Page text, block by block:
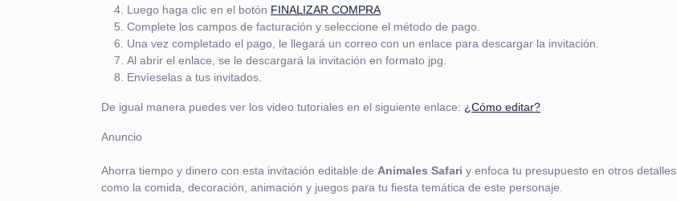
Luego haga clic en el botón FINALIZAR COMPRA
Complete los campos de facturación y seleccione el método de pago.
Una vez completado el pago, le llegará un correo con un enlace para descargar la invitación.
Al abrir el enlace, se le descargará la invitación en formato jpg.
Envíeselas a tus invitados.
De igual manera puedes ver los video tutoriales en el siguiente enlace: ¿Cómo editar?
Anuncio
Ahorra tiempo y dinero con esta invitación editable de Animales Safari y enfoca tu presupuesto en otros detalles
como la comida, decoración, animación y juegos para tu fiesta temática de este personaje.